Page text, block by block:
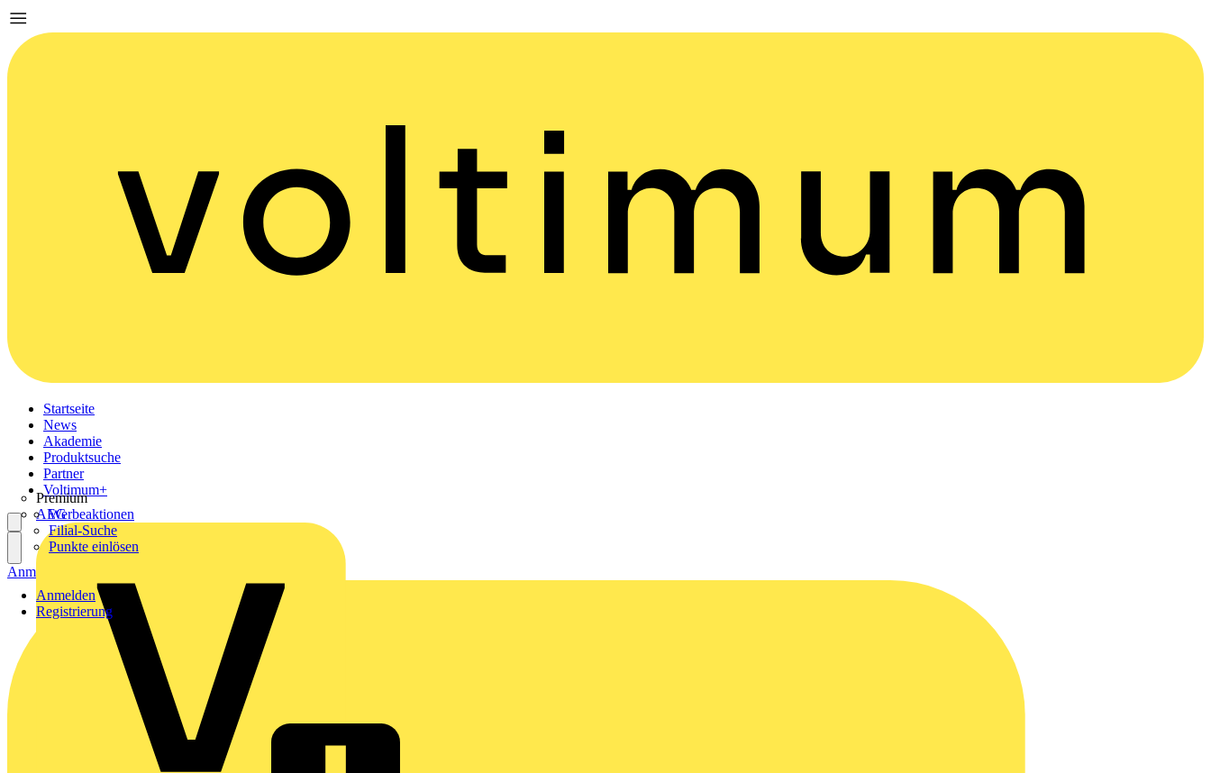
Startseite
News
Akademie
Produktsuche
Partner
Premium
AEG
Voltimum+
Werbeaktionen
Filial-Suche
Punkte einlösen
Anmelden
Registrierung
Anmelden